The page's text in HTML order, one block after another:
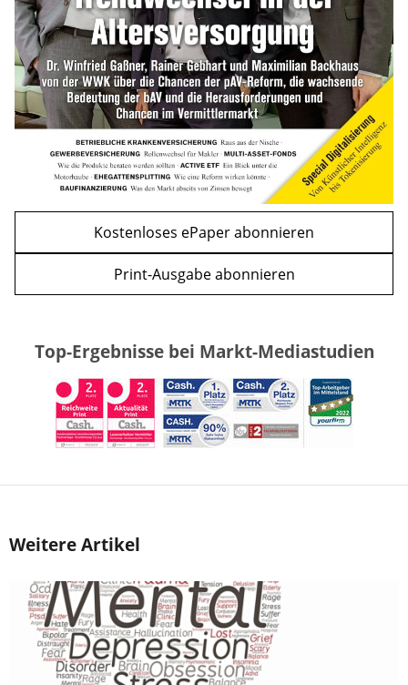
WEITERE ARTIKEL
zurückweiter
Kostenloses ePaper abonnieren
Print-Ausgabe abonnieren
Top-Ergebnisse bei Markt-Mediastudien
Weitere Artikel